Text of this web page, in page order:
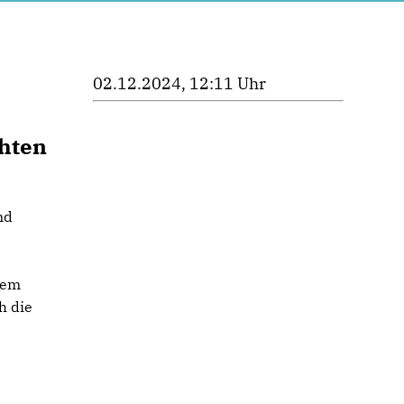
die
02.12.2024, 12:11 Uhr